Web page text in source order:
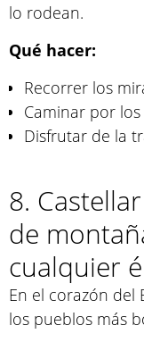
lo rodean.
Qué hacer:
Recorrer los
Caminar por
Disfrutar de la
8.
de
cualquier
En el corazón del
los pueblos más